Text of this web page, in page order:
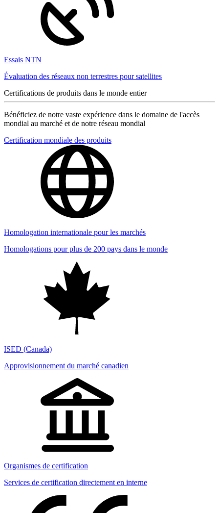
Essais NTN
Évaluation des réseaux non terrestres pour satellites
Certifications de produits dans le monde entier
Bénéficiez de notre vaste expérience dans le domaine de l'accès
mondial au marché et de notre réseau mondial
Certification mondiale des produits
Homologation internationale pour les marchés
Homologations pour plus de 200 pays dans le monde
ISED (Canada)
Approvisionnement du marché canadien
Organismes de certification
Services de certification directement en interne